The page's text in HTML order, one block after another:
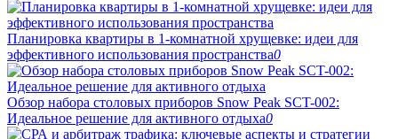
Планировка квартиры в 1-комнатной хрущевке: идеи для
эффективного использования пространства0
Обзор набора столовых приборов Snow Peak SCT-002:
Идеальное решение для активного отдыха0